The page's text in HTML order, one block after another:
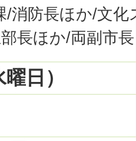
/消防長ほか/文
長ほか/両副市長
日）